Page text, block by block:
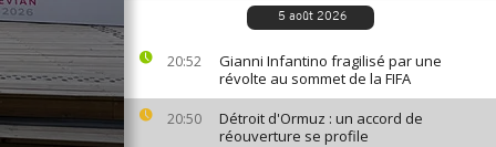
5 août 2026
20:52
Gianni Infantino fragilisé par une
révolte au sommet de la FIFA
20:50
Détroit d'Ormuz : un accord de
réouverture se profile